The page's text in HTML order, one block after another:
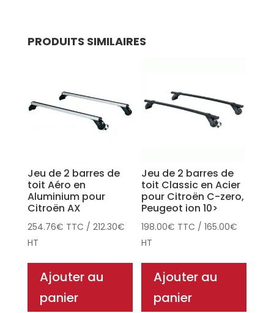
PRODUITS SIMILAIRES
Jeu de 2 barres de
toit Aéro en
Aluminium pour
Citroën AX
254.76€ TTC / 212.30€
HT
Ajouter au
panier
Jeu de 2 barres de
toit Classic en Acier
pour Citroën C-zero,
Peugeot ion 10>
198.00€ TTC /165.00€
HT
Ajouter au
panier